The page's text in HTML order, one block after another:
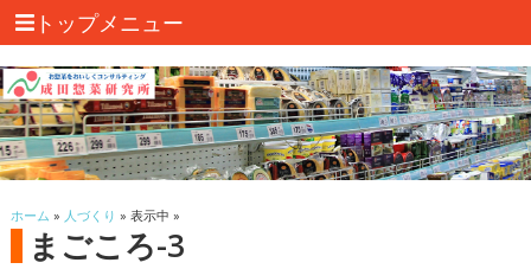
トップメニュー
ホーム » 人づくり » 表示中 »
まごころ-3